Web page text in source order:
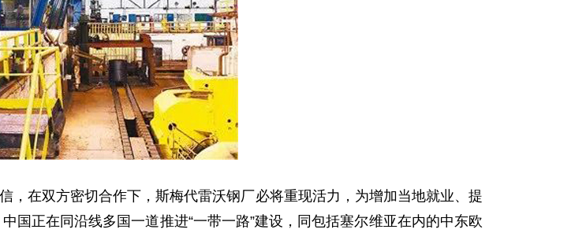
在双方密切合作下，斯梅代雷沃钢厂必将重现活力，为增加当地就业、提
国正在同沿线多国一道推进“一带一路”建设，同包括塞尔维亚在内的中东欧